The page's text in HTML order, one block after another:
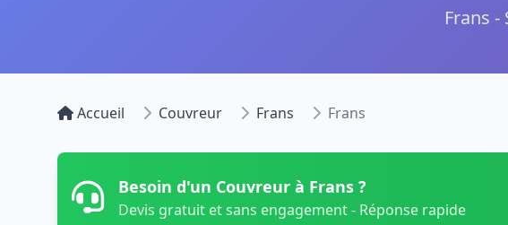
Frans
Accueil Couvreur Frans Frans
Besoin d'un Couvreur à Frans ?
Devis gratuit et sans engagement - Réponse rapide